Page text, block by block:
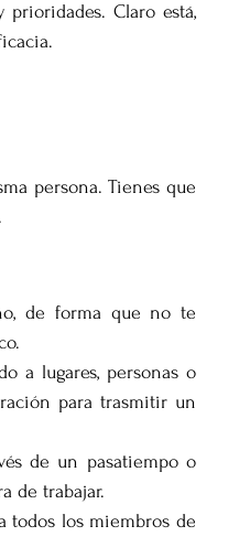
Claro está,
persona. Tienes que
de forma que no te
a lugares, personas o
para trasmitir un
de un pasatiempo o
de trabajar.
todos los miembros de